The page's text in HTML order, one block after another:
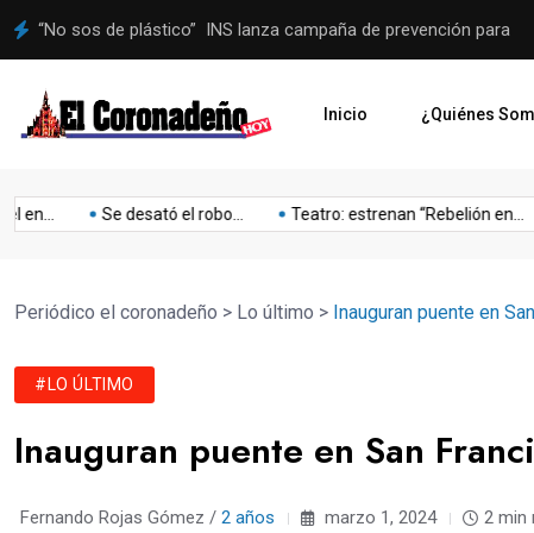
Administración municipal se hará cargo del proceso a Juegos
Inicio ¿Quiénes
Se desató el robo... Teatro: estrenan “Rebelión en...
Lo
último
Mejoras Mejoria Musica Niños Obesidad
Periódico el coronadeño > Lo último > Inauguran puente en
#LO ÚLTIMO
Inauguran puente en San
Fernando Rojas Gómez / 2 años marzo 1, 2024 2 min